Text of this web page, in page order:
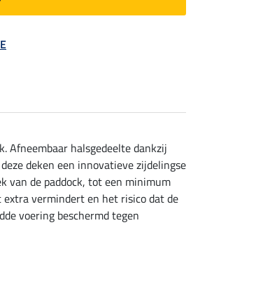
Afneembaar halsgedeelte dankzij
deken een innovatieve zijdelingse
van de paddock, tot een minimum
vermindert en het risico dat de
voering beschermd tegen